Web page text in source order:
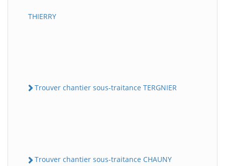
THIERRY
Trouver chantier sous-traitance TERGNIER
Trouver chantier sous-traitance CHAUNY